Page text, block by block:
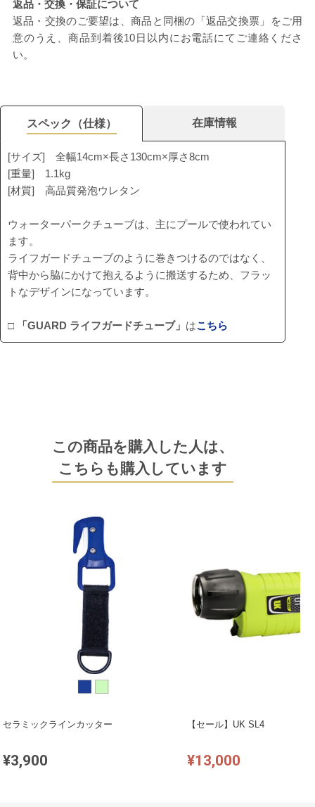
返品・交換・保証について
返品・交換のご要望は、商品と同梱の「返品交換票」をご用
意のうえ、商品到着後10日以内にお電話にてご連絡くださ
い。
スペック（仕様） 在庫情報
[サイズ] 全幅14cm×長さ130cm×厚さ8cm
[重量] 1.1kg
[材質] 高品質発泡ウレタン
ウォーターパークチューブは、主にプールで使われてい
ます。
ライフガードチューブのように巻きつけるのではなく、
背中から脇にかけて抱えるように搬送するため、フラッ
トなデザインになっています。
□ 「GUARD ライフガードチューブ」 はこちら
この商品を購入した人は、
こちらも購入しています
セラミックラインカッター
¥3,900
【セール】UK SL4
¥13,000